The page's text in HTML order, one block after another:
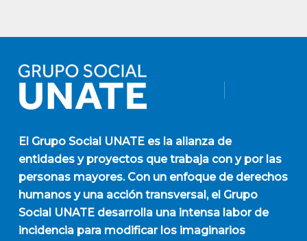
El Grupo Social UNATEes la alianza de
entidades y proyectos que trabaja con y por las
personas mayores. Con un enfoque de derechos
humanos y una acción transversal, el Grupo
Social UNATE desarrolla una intensa labor de
incidencia para modificar los imaginarios